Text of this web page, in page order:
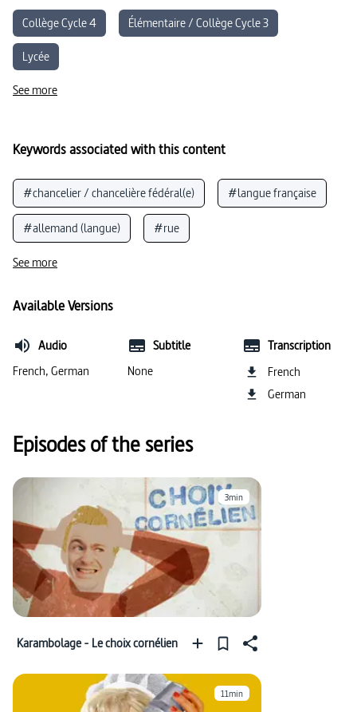
Collège Cycle 4
Élémentaire / Collège Cycle 3
Lycée
See more
Keywords associated with this content
#chancelier / chancelière fédéral(e) #langue française
#allemand (langue) #rue
See more
Available Versions
Audio
French, German
Subtitle
None
Transcription
French
German
Episodes of the series
3min
Karambolage - Le choix cornélien
11min